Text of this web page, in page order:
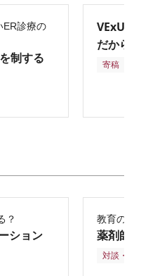
ER診療の
制する
VExUS
だから
寄稿
？
ション
教育の再
薬剤師
対談・座